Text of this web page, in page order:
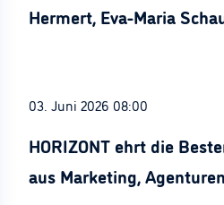
Hermert, Eva-Maria
03. Juni 2026 08:00
HORIZONT ehrt die
aus Marketing,